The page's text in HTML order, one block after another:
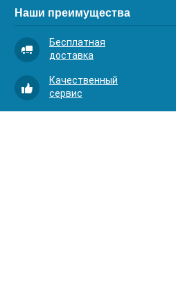
Наши преимущества
Бесплатная
доставка
Качественный
сервис